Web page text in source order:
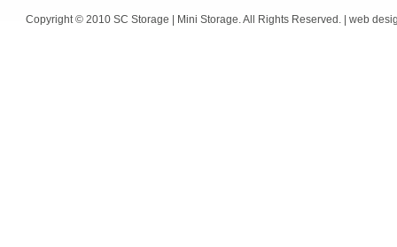
Copyright © 2010 SC Storage | Mini Storage. All Rights Reserved. | web